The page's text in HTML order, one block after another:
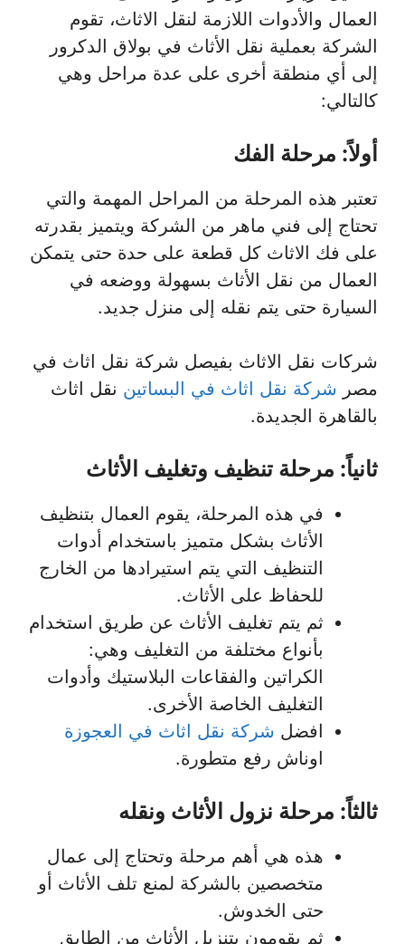
العمال والأدوات اللازمة لنقل الاثاث، تقوم
الشركة بعملية نقل الأثاث في بولاق الدكرور
إلى أي منطقة أخرى على عدة مراحل وهي
كالتالي:
أولاً: مرحلة الفك
تعتبر هذه المرحلة من المراحل المهمة والتي
تحتاج إلى فني ماهر من الشركة ويتميز بقدرته
على فك الاثاث كل قطعة على حدة حتى يتمكن
العمال من نقل الأثاث بسهولة ووضعه في
السيارة حتى يتم نقله إلى منزل جديد.
شركات نقل الاثاث بفيصل شركة نقل اثاث في
مصر شركة نقل اثاث في البساتين نقل اثاث
بالقاهرة الجديدة.
ثانياً: مرحلة تنظيف وتغليف الأثاث
في هذه المرحلة، يقوم العمال بتنظيف
الأثاث بشكل متميز باستخدام أدوات
التنظيف التي يتم استيرادها من الخارج
للحفاظ على الأثاث.
ثم يتم تغليف الأثاث عن طريق استخدام
بأنواع مختلفة من التغليف وهي:
الكراتين والفقاعات البلاستيك وأدوات
التغليف الخاصة الأخرى.
افضل شركة نقل اثاث في العجوزة
اوناش رفع متطورة.
ثالثاً: مرحلة نزول الأثاث ونقله
هذه هي أهم مرحلة وتحتاج إلى عمال
متخصصين بالشركة لمنع تلف الأثاث أو
حتى الخدوش.
ثم يقومون بتنزيل الأثاث من الطابق